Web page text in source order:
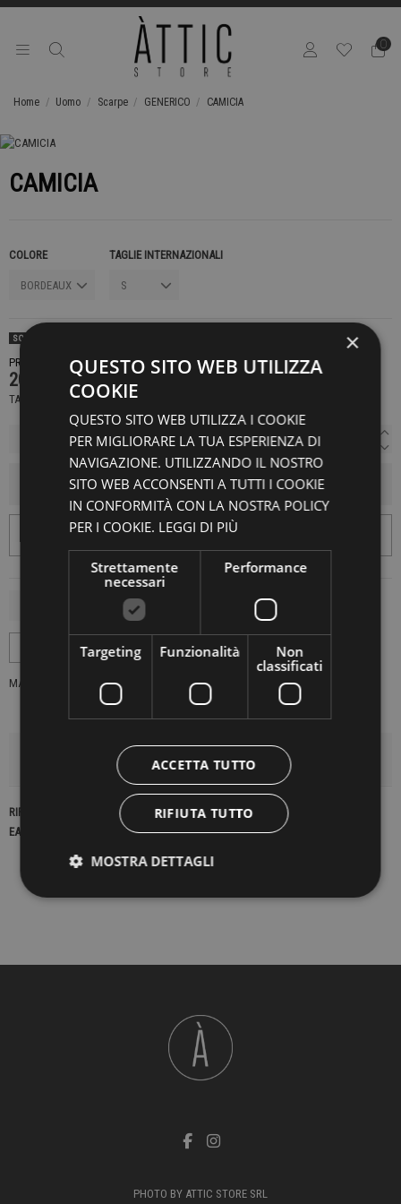
0
Home Uomo Scarpe GENERICO CAMICIA
CAMICIA
COLORE TAGLIE INTERNAZIONALI
SOLD OUT
PRODOTTO NON DISPONIBILE CONTATTACI PER SAPERE DI PIÙ
209,00 €
TASSE INCLUSE
AGGIUNGI AL CARRELLO
MARCA:
DETTAGLI DEL PRODOTTO
RIFERIMENTO
EAN13
PHOTO BY ATTIC STORE SRL
×
QUESTO SITO WEB UTILIZZA
COOKIE
QUESTO SITO WEB UTILIZZA I COOKIE
PER MIGLIORARE LA TUA ESPERIENZA DI
NAVIGAZIONE. UTILIZZANDO IL NOSTRO
SITO WEB ACCONSENTI A TUTTI I COOKIE
IN CONFORMITÀ CON LA NOSTRA POLICY
PER I COOKIE. LEGGI DI PIÙ
Strettamente
necessari
Performance
Targeting Funzionalità
Non
classificati
ACCETTA TUTTO
RIFIUTA TUTTO
MOSTRA DETTAGLI